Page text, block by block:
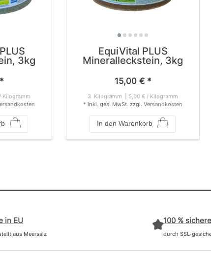
3kg
Kilogramm
EquiVital PLUS
Mineralleckstein, 3kg
15,00 € *
3 Kilogramm | 5,00 € / Kilogramm
In den Warenkorb
* inkl. ges. MwSt. zzgl. Versandkosten
in EU
aus Meersalz
100 %
durch SSL-